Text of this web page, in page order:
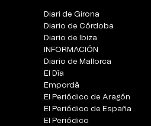
Diari de Girona
Diario de Córdoba
Diario de Ibiza
INFORMACIÓN
Diario de Mallorca
El Día
Empordà
El Periódico de Aragón
El Periódico de España
El Periódico